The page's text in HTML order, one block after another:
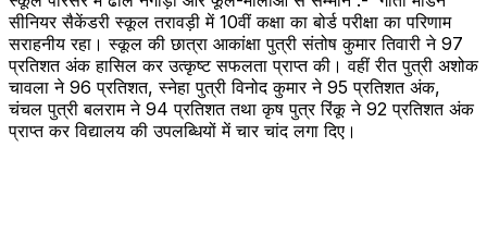
सीनियर सैकेंडरी स्कूल तरावड़ी में 10वीं कक्षा का बोर्ड परीक्षा का परिणाम
सराहनीय रहा। स्कूल की छात्रा आकांक्षा पुत्री संतोष कुमार तिवारी ने 97
प्रतिशत अंक हासिल कर उत्कृष्ट सफलता प्राप्त की। वहीं रीत पुत्री अशोक
चावला ने 96 प्रतिशत, स्नेहा पुत्री विनोद कुमार ने 95 प्रतिशत अंक,
चंचल पुत्री बलराम ने 94 प्रतिशत तथा कृष पुत्र रिंकू ने 92 प्रतिशत अंक
प्राप्त कर विद्यालय की उपलब्धियों में चार चांद लगा दिए।